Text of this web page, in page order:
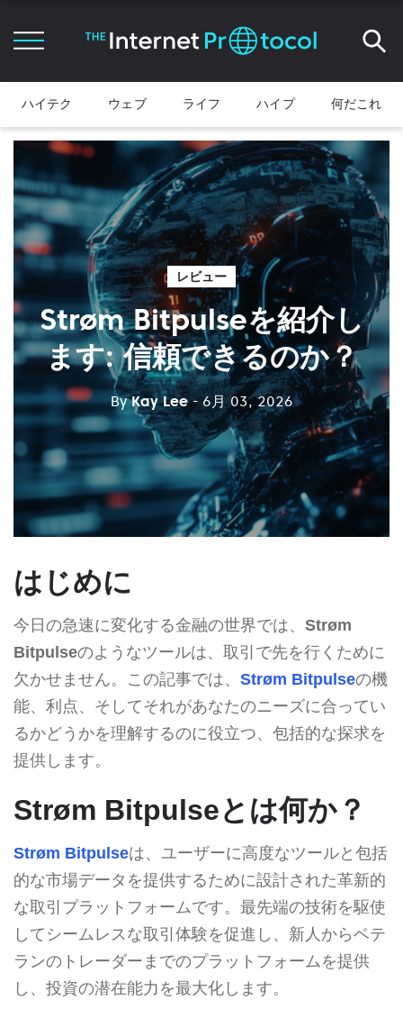
ハイテク ウェブ ライフ ハイプ 何だこれ
レビュー
Strøm Bitpulseを紹介し
ます: 信頼できるのか？
ByKay Lee - 6月 03, 2026
はじめに
今日の急速に変化する金融の世界では、 Strøm
Bitpulseのようなツールは、取引で先を行くために
欠かせません。この記事では、 Strøm Bitpulseの機
能、利点、そしてそれがあなたのニーズに合ってい
るかどうかを理解するのに役立つ、包括的な探求を
提供します。
Strøm Bitpulseとは何か？
Strøm Bitpulseは、ユーザーに高度なツールと包括
的な市場データを提供するために設計された革新的
な取引プラットフォームです。最先端の技術を駆使
してシームレスな取引体験を促進し、新人からベテ
ランのトレーダーまでのプラットフォームを提供
し、投資の潜在能力を最大化します。